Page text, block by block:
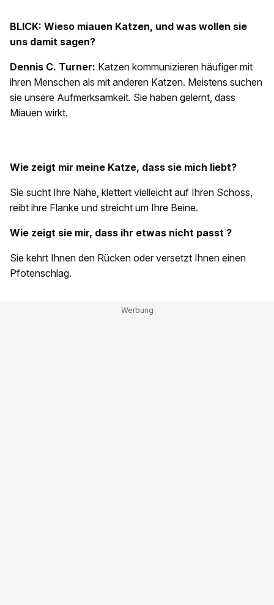
BLICK: Wieso miauen Katzen, und was wollen sie
uns damit sagen?
Dennis C. Turner: Katzen kommunizieren häufiger mit
ihren Menschen als mit anderen Katzen. Meistens suchen
sie unsere Aufmerksamkeit. Sie haben gelernt, dass
Miauen wirkt.
Wie zeigt mir meine Katze, dass sie mich liebt?
Sie sucht Ihre Nähe, klettert vielleicht auf Ihren Schoss,
reibt ihre Flanke und streicht um Ihre Beine.
Wie zeigt sie mir, dass ihr etwas nicht passt ?
Sie kehrt Ihnen den Rücken oder versetzt Ihnen einen
Pfotenschlag.